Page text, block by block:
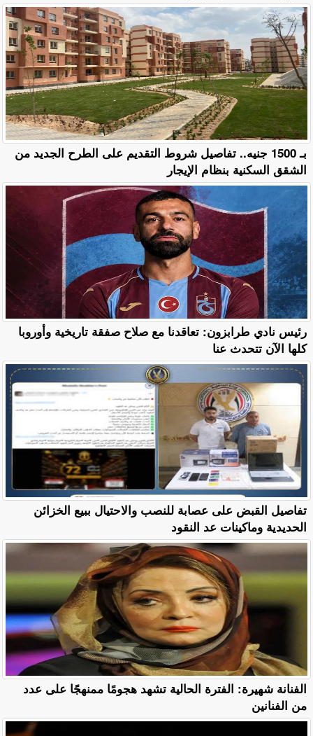
بـ 1500 جنيه.. تفاصيل شروط التقديم على الطرح الجديد من
الشقق السكنية بنظام الإيجار
رئيس نادي طرابزون: تعاقدنا مع صلاح صفقة تاريخية وأوروبا
كلها الآن تتحدث عنا
تفاصيل القبض على عصابة للنصب والاحتيال ببيع الخزائن
الحديدية وماكينات عد النقود
الفنانة شهيرة: الفترة الحالية تشهد هجومًا ممنهجًا على عدد
من الفنانين